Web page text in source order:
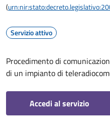
(
Servizio attivo
Procedimento di
di un impianto di
Accedi al servizio